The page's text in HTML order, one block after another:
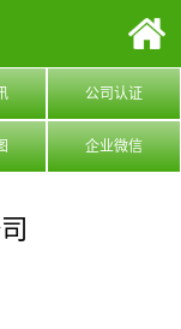
公司认证
企业微信